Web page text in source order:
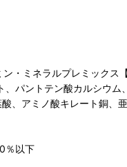
・ミネラルプレミックス
パントテン酸カルシウ
、アミノ酸キレート銅、
％以下